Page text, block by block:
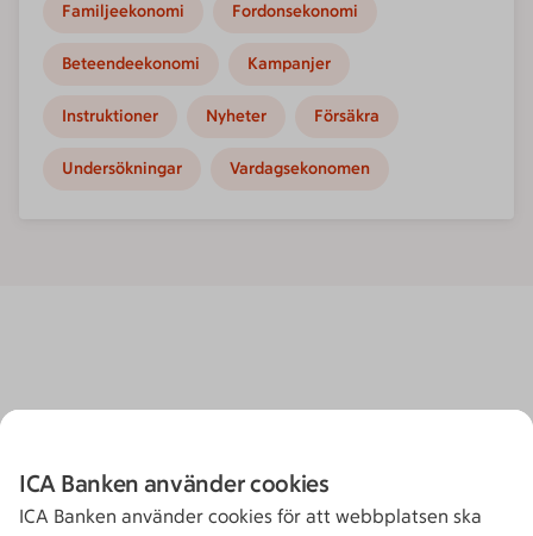
Familjeekonomi Fordonsekonomi
Beteendeekonomi Kampanjer
Instruktioner Nyheter Försäkra
Undersökningar Vardagsekonomen
ICA Banken använder cookies
ICA Banken använder cookies för att webbplatsen ska